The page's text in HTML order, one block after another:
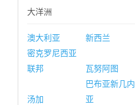
大洋洲
澳大利亚 新西兰
密克罗尼西亚
联邦
瓦努阿图
汤加
巴布亚新几内
亚